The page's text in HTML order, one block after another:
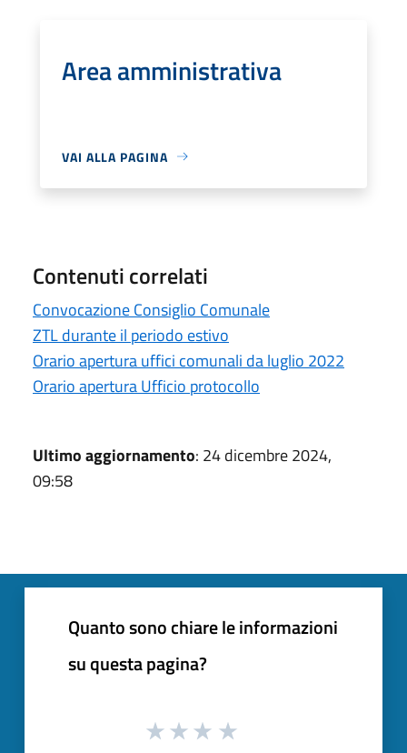
Area amministrativa
VAI ALLA PAGINA
Contenuti correlati
Convocazione Consiglio Comunale
ZTL durante il periodo estivo
Orario apertura uffici comunali da luglio 2022
Orario apertura Ufficio protocollo
Ultimo aggiornamento: 24 dicembre 2024,
09:58
Quanto sono chiare le informazioni
su questa pagina?